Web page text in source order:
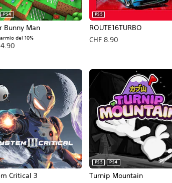
Bunny Man
PS4
del 10%
ROUTE16TURBO
PS5
CHF 8.90
Critical 3 Turnip Mountain
PS5 PS4